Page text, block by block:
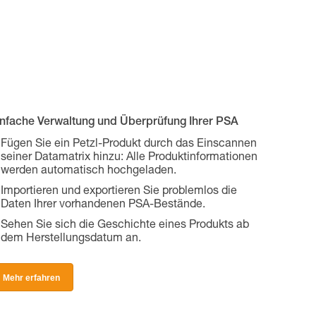
Verwaltung und Überprüfung Ihrer PSA
Fügen Sie ein Petzl-Produkt durch das Einscannen
seiner Datamatrix hinzu: Alle Produktinformationen
werden automatisch hochgeladen.
Importieren und exportieren Sie problemlos die
Daten Ihrer vorhandenen PSA-Bestände.
Sehen Sie sich die Geschichte eines Produkts ab
dem Herstellungsdatum an.
Mehr erfahren